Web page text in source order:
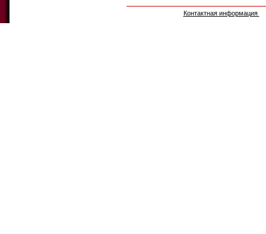
Контактная информация